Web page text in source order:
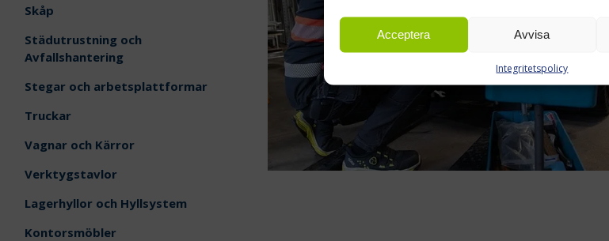
Acceptera Avvisa
Integritetspolicy
Skåp
Städutrustning och
Avfallshantering
Stegar och arbetsplattformar
Truckar
Vagnar och Kärror
Verktygstavlor
Lagerhyllor och Hyllsystem
Kontorsmöbler